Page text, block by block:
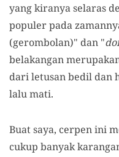
yang kiranya selaras
populer pada
(gerombolan)" dan "
belakangan
dari letusan bedil dan
lalu mati.
Buat saya, cerpen ini
cukup banyak